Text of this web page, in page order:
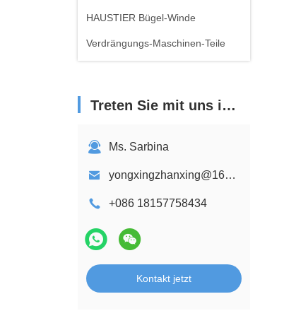
HAUSTIER Bügel-Winde
Verdrängungs-Maschinen-Teile
Treten Sie mit uns in Verbindung
Ms. Sarbina
yongxingzhanxing@163.com
+086 18157758434
Kontakt jetzt